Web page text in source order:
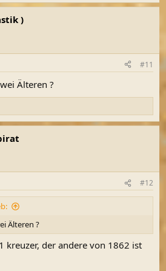
)
#11
Älteren ?
#12
Älteren ?
kreuzer, der andere von 1862 ist